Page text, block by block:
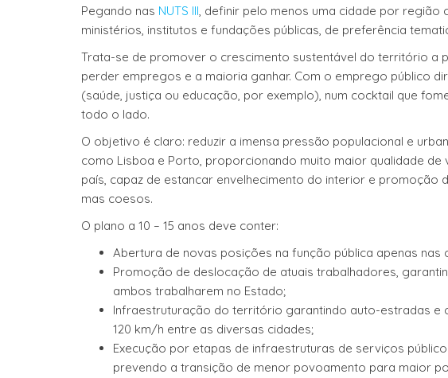
Pegando nas NUTS III, definir pelo menos uma cidade por
ministérios, institutos e fundações públicas, de preferência
Trata-se de promover o crescimento sustentável do território a
perder empregos e a maioria ganhar. Com o emprego público
(saúde, justiça ou educação, por exemplo), num cocktail que
todo o lado.
O objetivo é claro: reduzir a imensa pressão populacional e
como Lisboa e Porto, proporcionando muito maior qualidade
país, capaz de estancar envelhecimento do interior e
mas coesos.
O plano a 10 – 15 anos deve conter:
Abertura de novas posições na função pública apenas nas
Promoção de deslocação de atuais trabalhadores,
ambos trabalharem no Estado;
Infraestruturação do território garantindo auto-estradas e
120 km/h entre as diversas cidades;
Execução por etapas de infraestruturas de serviços
prevendo a transição de menor povoamento para maior